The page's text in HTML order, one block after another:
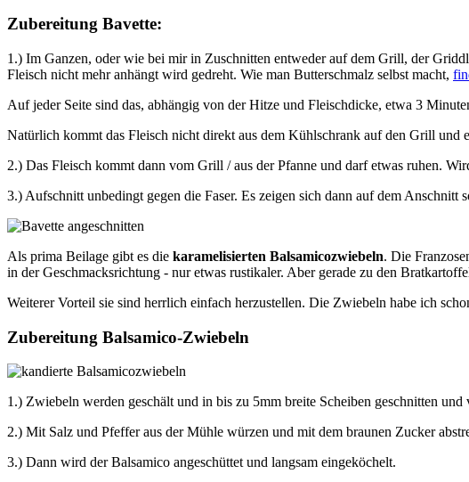
Zubereitung Bavette:
1.) Im Ganzen, oder wie bei mir in Zuschnitten entweder auf dem Grill, der
Fleisch nicht mehr anhängt wird gedreht. Wie man Butterschmalz selbst macht,
Auf jeder Seite sind das, abhängig von der Hitze und Fleischdicke, etwa 3
Natürlich kommt das Fleisch nicht direkt aus dem Kühlschrank auf den Grill und
2.) Das Fleisch kommt dann vom Grill / aus der Pfanne und darf etwas ruhen.
3.) Aufschnitt unbedingt gegen die Faser. Es zeigen sich dann auf dem Anschnitt
Als prima Beilage gibt es die karamelisierten Balsamicozwiebeln. Die
in der Geschmacksrichtung - nur etwas rustikaler. Aber gerade zu den
Weiterer Vorteil sie sind herrlich einfach herzustellen. Die Zwiebeln habe ich
Zubereitung Balsamico-Zwiebeln
1.) Zwiebeln werden geschält und in bis zu 5mm breite Scheiben geschnitten
2.) Mit Salz und Pfeffer aus der Mühle würzen und mit dem braunen Zucker
3.) Dann wird der Balsamico angeschüttet und langsam eingeköchelt.